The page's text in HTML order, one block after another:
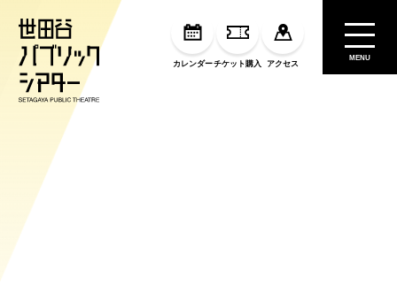
カレンダーチケット購入 アクセス
MENU